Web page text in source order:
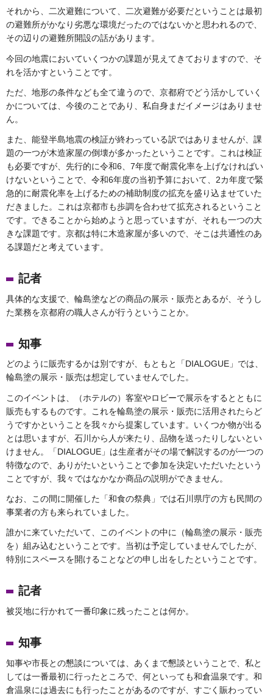
それから、二次避難について、二次避難が必要だということは最初
の避難所がかなり劣悪な環境だったのではないかと思われるので、
その辺りの避難所開設の話があります。
今回の地震においていくつかの課題が見えてきておりますので、そ
れを活かすということです。
ただ、地形の条件なども全て違うので、京都府でどう活かしていく
かについては、今後のことであり、私自身まだイメージはありませ
ん。
また、能登半島地震の検証が終わっている訳ではありませんが、課
題の一つが木造家屋の倒壊が多かったということです。これは検証
も必要ですが、先行的に令和6、7年度で耐震化率を上げなければい
けないということで、令和6年度の当初予算において、2カ年度で緊
急的に耐震化率を上げるための補助制度の拡充を盛り込ませていた
だきました。これは京都市も歩調を合わせて拡充されるということ
です。できることから始めようと思っていますが、それも一つの大
きな課題です。京都は特に木造家屋が多いので、そこは共通性のあ
る課題だと考えています。
記者
具体的な支援で、輪島塗などの商品の展示・販売とあるが、そうし
た業務を京都府の職人さんが行うということか。
知事
どのように販売するかは別ですが、もともと「DIALOGUE」では、
輪島塗の展示・販売は想定していませんでした。
このイベントは、（ホテルの）客室やロビーで展示をするとともに
販売もするものです。これを輪島塗の展示・販売に活用されたらど
うですかということを我々から提案しています。いくつか物が出る
とは思いますが、石川から人が来たり、品物を送ったりしないとい
けません。「DIALOGUE」は生産者がその場で解説するのが一つの
特徴なので、ありがたいということで参加を決定いただいたという
ことですが、我々ではなかなか商品の説明ができません。
なお、この間に開催した「和食の祭典」では石川県庁の方も民間の
事業者の方も来られていました。
誰かに来ていただいて、このイベントの中に（輪島塗の展示・販売
を）組み込むということです。当初は予定していませんでしたが、
特別にスペースを開けることなどの申し出をしたということです。
記者
被災地に行かれて一番印象に残ったことは何か。
知事
知事や市長との懇談については、あくまで懇談ということで、私と
しては一番最初に行ったところで、何といっても和倉温泉です。和
倉温泉には過去にも行ったことがあるのですが、すごく賑わってい